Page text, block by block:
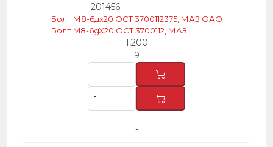
201456
Болт М8-6дх20 ОСТ 3700112375, МАЗ ОАО
Болт M8-6gX20 OCT 3700112, МАЗ
1,200
9
-
-